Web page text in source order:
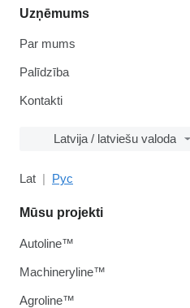
Uzņēmums
Par mums
Palīdzība
Kontakti
Latvija / latviešu valoda
Lat Рус
Mūsu projekti
Autoline™
Machineryline™
Agroline™